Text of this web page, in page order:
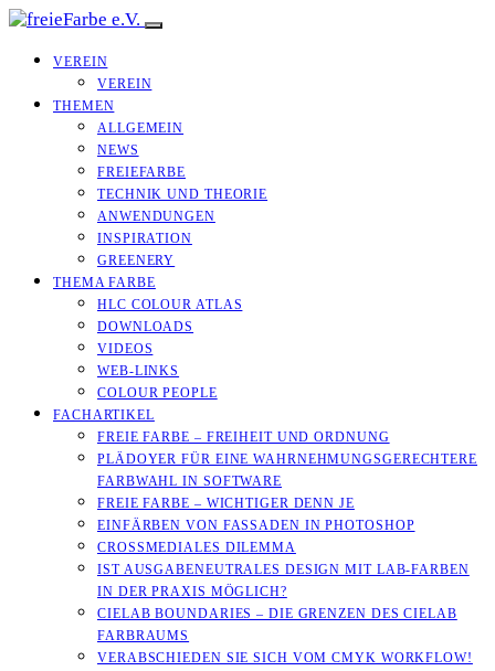
VEREIN
VEREIN
THEMEN
ALLGEMEIN
NEWS
FREIEFARBE
TECHNIK UND THEORIE
ANWENDUNGEN
INSPIRATION
GREENERY
THEMA FARBE
HLC COLOUR ATLAS
DOWNLOADS
VIDEOS
WEB-LINKS
COLOUR PEOPLE
FACHARTIKEL
FREIE FARBE – FREIHEIT UND ORDNUNG
PLÄDOYER FÜR EINE WAHRNEHMUNGS­­GERECHTERE
FARBWAHL IN SOFTWARE
FREIE FARBE – WICHTIGER DENN JE
EINFÄRBEN VON FASSADEN IN PHOTOSHOP
CROSSMEDIALES DILEMMA
IST AUSGABENEUTRALES DESIGN MIT LAB-FARBEN
IN DER PRAXIS MÖGLICH?
CIELAB BOUNDARIES – DIE GRENZEN DES CIELAB
FARBRAUMS
VERABSCHIEDEN SIE SICH VOM CMYK WORKFLOW!